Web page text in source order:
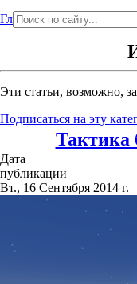
Главная
Эти статьи, возможно,
Подписаться на эту
Тактика
Дата
публикации
Вт., 16 Сентября 2014 г.